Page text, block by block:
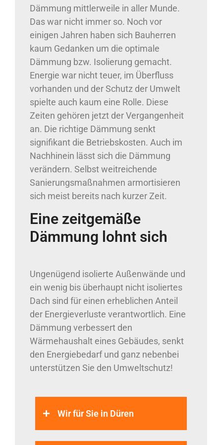
Dämmung mittlerweile in aller Munde.
Das war nicht immer so. Noch vor
einigen Jahren haben sich Bauherren
kaum Gedanken um die optimale
Dämmung bzw. Isolierung gemacht.
Energie war nicht teuer, im Überfluss
vorhanden und der Schutz der Umwelt
spielte auch kaum eine Rolle. Diese
Zeiten gehören jetzt der Vergangenheit
an. Die richtige Dämmung senkt
signifikant die Betriebskosten. Auch im
Nachhinein lässt sich die Dämmung
verändern. Selbst weitreichende
Sanierungsmaßnahmen armortisieren
sich meist bereits nach kurzer Zeit.
Eine zeitgemäße
Dämmung lohnt sich
Ungenügend isolierte Außenwände und
ein wenig bis überhaupt nicht isoliertes
Dach sind für einen erheblichen Anteil
der Energieverluste verantwortlich. Eine
Dämmung verbessert den
Wärmehaushalt eines Gebäudes, senkt
den Energiebedarf und ganz nebenbei
unterstützen Sie den Umweltschutz!
Wir für Sie in Düren